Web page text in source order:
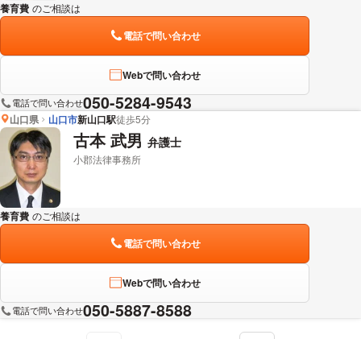
養育費 のご相談は
電話で問い合わせ
Webで問い合わせ
電話で問い合わせ050-5284-9543
山口県 山口市新山口駅徒歩5分
古本 武男 弁護士
小郡法律事務所
養育費 のご相談は
電話で問い合わせ
Webで問い合わせ
電話で問い合わせ050-5887-8588